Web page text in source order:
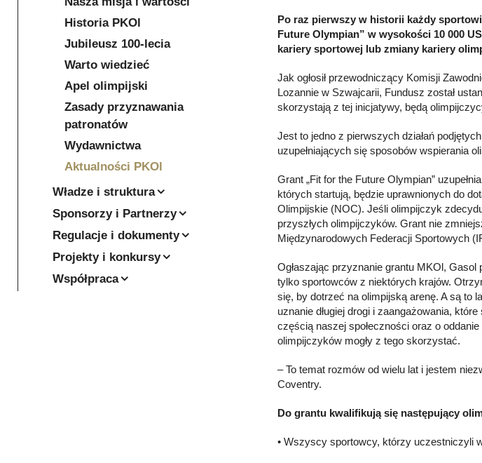
Po raz pierwszy w historii każdy
Future Olympian” w wysokości 10 000
kariery sportowej lub zmiany kariery
Jak ogłosił przewodniczący Komisji
Lozannie w Szwajcarii, Fundusz został
skorzystają z tej inicjatywy, będą
Jest to jedno z pierwszych działań
uzupełniających się sposobów wspierania
Grant „Fit for the Future Olympian”
których startują, będzie uprawnionych do
Olimpijskie (NOC). Jeśli olimpijczyk
przyszłych olimpijczyków. Grant nie
Międzynarodowych Federacji Sportowych
Ogłaszając przyznanie grantu MKOl, Gasol
tylko sportowców z niektórych krajów.
się, by dotrzeć na olimpijską arenę. A są to
uznanie długiej drogi i zaangażowania,
częścią naszej społeczności oraz o
olimpijczyków mogły z tego skorzystać.
– To temat rozmów od wielu lat i jestem
Coventry.
Do grantu kwalifikują się następujący
• Wszyscy sportowcy, którzy uczestniczyli
Historia PKOl
Jubileusz 100-lecia
Warto wiedzieć
Apel olimpijski
Zasady przyznawania
patronatów
Wydawnictwa
Aktualności PKOl
Władze i struktura
Sponsorzy i Partnerzy
Regulacje i dokumenty
Projekty i konkursy
Współpraca